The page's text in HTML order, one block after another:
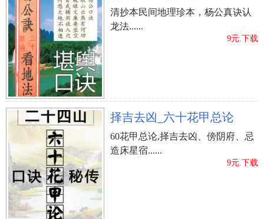
清抄本民间地理珍本，杨公真诀认
龙法......
9元.下载
择吉去凶_六十花甲总论
60花甲总论,择吉去凶、傍阴府、忌
造床星宿......
9元.下载